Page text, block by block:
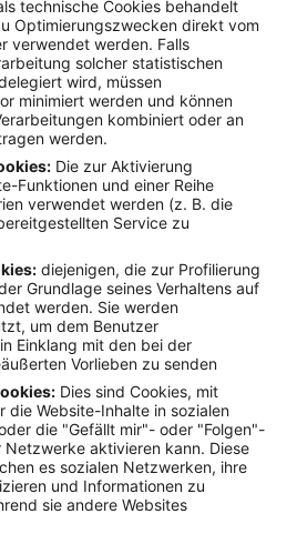
technische Cookies behandelt
Optimierungszwecken direkt vom
verwendet werden. Falls
solcher statistischen
wird, müssen
minimiert werden und können
kombiniert oder an
werden.
Die zur Aktivierung
Funktionen und einer Reihe
verwendet werden (z. B. die
Service zu
diejenigen, die zur Profilierung
Grundlage seines Verhaltens auf
werden. Sie werden
um dem Benutzer
Einklang mit den bei der
Vorlieben zu senden
Dies sind Cookies, mit
die Website-Inhalte in sozialen
die "Gefällt mir"- oder "Folgen"-
Netzwerke aktivieren kann. Diese
es sozialen Netzwerken, ihre
und Informationen zu
sie andere Websites